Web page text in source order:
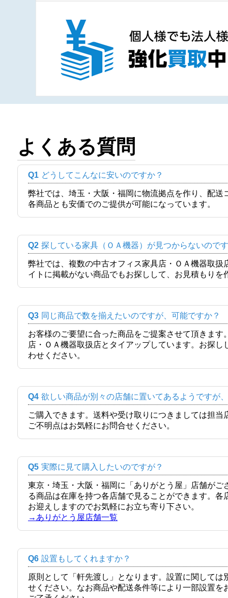
よくある質問
Q1 どうしてこんなに安いのですか？
弊社では、埼玉・大阪・福岡に物流拠点を作り、配
各商品とも安価でのご提供が可能になっています。
Q2 探している家具（ＯＡ機器）が見つからないので
弊社では、複数の中古オフィス家具店・ＯＡ機器取
イトに掲載がない商品でもお探しして、お見積もりを
Q3 同じ商品で数を揃えたいのですが、可能ですか？
お客様のご要望に合った商品をご提案させて頂きま
店・ＯＡ機器取扱店とタイアップしています。お探
わせください。
Q4 欲しい商品が別々の店舗に置いてあるようですが
ご購入できます。送料や受け取りにつきましては担
ご不明点はお気軽にお問合せください。
Q5 実際に見て購入したいのですが？
東京・埼玉・大阪・福岡に「ありがとう屋」店舗が
る商品は在庫を持つ各店舗で見ることができます。
お迎えしますのでお気軽にお立ち寄り下さい。
→ありがとう屋店舗一覧
Q6 設置もしてくれますか？
原則として「軒先渡し」となります。設置に関して
せください。なお商品や配送条件等により一部設置